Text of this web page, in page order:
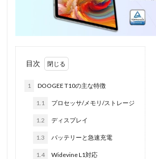
目次
1 DOOGEE T10の主な特徴
1.1 プロセッサ/メモリ/ストレージ
1.2 ディスプレイ
1.3 バッテリーと急速充電
1.4 Widevine L1対応